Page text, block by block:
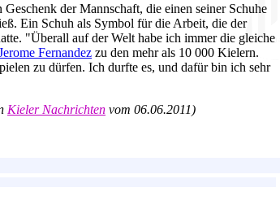
Geschenk der Mannschaft, die einen seiner Schuhe
Ein Schuh als Symbol für die Arbeit, die der
"Überall auf der Welt habe ich immer die gleiche
Fernandez zu den mehr als 10 000 Kielern.
zu dürfen. Ich durfte es, und dafür bin ich sehr
Kieler Nachrichten vom 06.06.2011)